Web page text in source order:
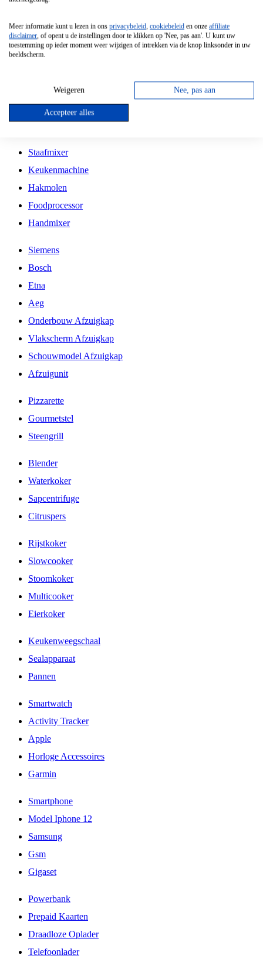
Vrijstaande Magnetron
Vrijstaande Kookplaat
Inbouw Gaskookplaat
Inbouw Keramische Kookplaat
Kookplaat Accessoires
Staafmixer
Keukenmachine
Hakmolen
Foodprocessor
Handmixer
Siemens
Bosch
Etna
Aeg
Onderbouw Afzuigkap
Vlakscherm Afzuigkap
Schouwmodel Afzuigkap
Afzuigunit
Pizzarette
Gourmetstel
Steengrill
Blender
Waterkoker
Sapcentrifuge
Citruspers
Rijstkoker
Slowcooker
Stoomkoker
Multicooker
Eierkoker
Keukenweegschaal
Sealapparaat
Pannen
Smartwatch
Activity Tracker
Apple
Horloge Accessoires
Garmin
Smartphone
Model Iphone 12
Samsung
Gsm
Gigaset
Powerbank
Prepaid Kaarten
Draadloze Oplader
Telefoonlader
Meer informatie kunt u lezen in ons privacybeleid, cookiebeleid en onze affiliate
disclaimer, of opent u de instellingen door te klikken op 'Nee, pas aan'. U kunt uw
toestemming op ieder moment weer wijzigen of intrekken via de knop linksonder in uw
beeldscherm.
Weigeren Nee, pas aan
Accepteer alles